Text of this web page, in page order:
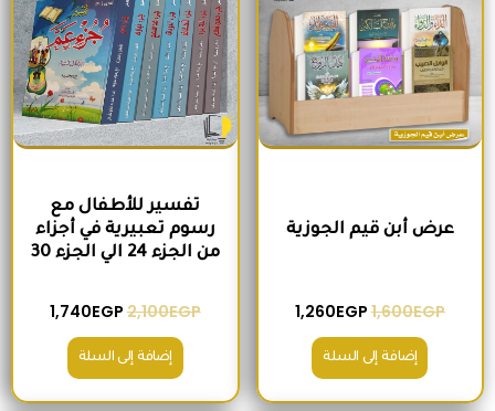
عرض أبن قيم الجوزية
1,600EGP
1,260EGP
إضافة إلى السلة
تفسير للأطفال مع
رسوم تعبيرية في أجزاء
من الجزء 24 الي الجزء 30
2,100EGP
1,740EGP
إضافة إلى السلة